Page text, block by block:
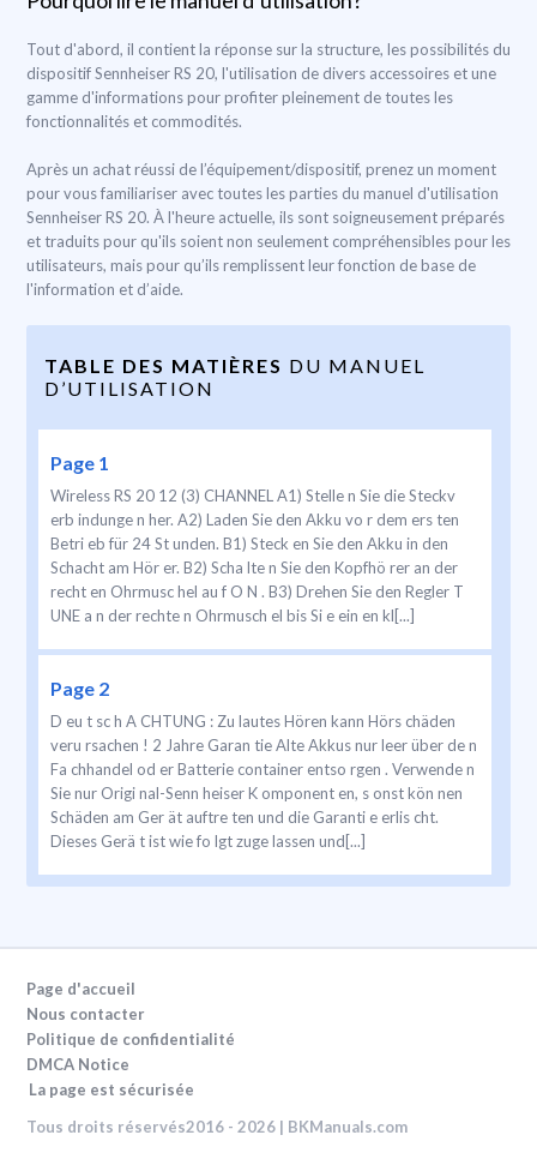
Tout d'abord, il contient la réponse sur la structure, les possibilités du
dispositif Sennheiser RS 20, l'utilisation de divers accessoires et une
gamme d'informations pour profiter pleinement de toutes les
fonctionnalités et commodités.
Après un achat réussi de l’équipement/dispositif, prenez un moment
pour vous familiariser avec toutes les parties du manuel d'utilisation
Sennheiser RS 20. À l'heure actuelle, ils sont soigneusement préparés
et traduits pour qu'ils soient non seulement compréhensibles pour les
utilisateurs, mais pour qu’ils remplissent leur fonction de base de
l'information et d’aide.
TABLE DES MATIÈRES DU MANUEL
D’UTILISATION
Page 1
Wireless RS 20 12 (3) CHANNEL A1) Stelle n Sie die Steckv
erb indunge n her. A2) Laden Sie den Akku vo r dem ers ten
Betri eb für 24 St unden. B1) Steck en Sie den Akku in den
Schacht am Hör er. B2) Scha lte n Sie den Kopfhö rer an der
recht en Ohrmusc hel au f O N . B3) Drehen Sie den Regler T
UNE a n der rechte n Ohrmusch el bis Si e ein en kl[...]
Page 2
D eu t sc h A CHTUNG : Zu lautes Hören kann Hörs chäden
veru rsachen ! 2 Jahre Garan tie Alte Akkus nur leer über de n
Fa chhandel od er Batterie container entso rgen . Verwende n
Sie nur Origi nal-Senn heiser K omponent en, s onst kön nen
Schäden am Ger ät auftre ten und die Garanti e erlis cht.
Dieses Gerä t ist wie fo lgt zuge lassen und[...]
Page d'accueil
Nous contacter
Politique de confidentialité
DMCA Notice
La page est sécurisée
Tous droits réservés2016 - 2026 | BKManuals.com